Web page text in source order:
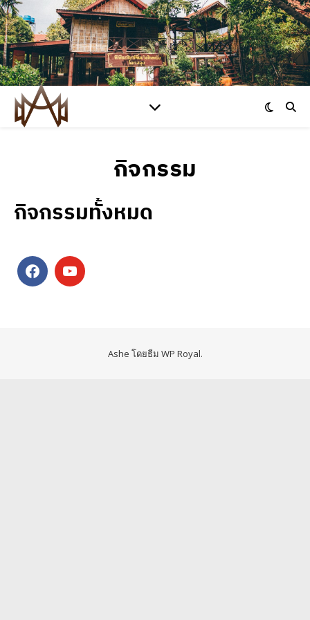
กิจกรรม
กิจกรรมทั้งหมด
Ashe โดยธีม WP Royal.